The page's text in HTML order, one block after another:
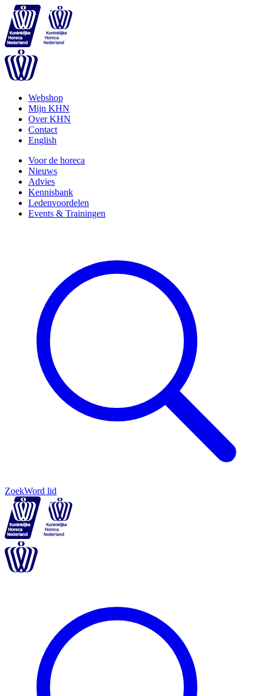
Webshop
Mijn KHN
Over KHN
Contact
English
Voor de horeca
Nieuws
Advies
Kennisbank
Ledenvoordelen
Events & Trainingen
ZoekWord lid